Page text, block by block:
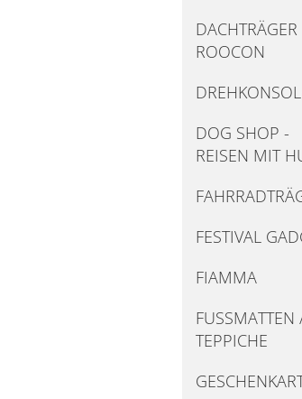
DACHTRÄGER
ROOCON
DOG SHOP -
REISEN MIT
FESTIVAL
FIAMMA
FUSSMATTEN /
EPPICHE